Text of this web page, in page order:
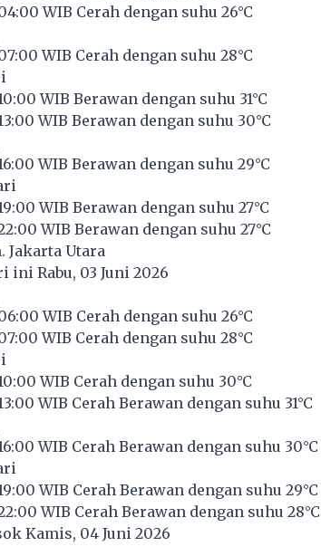
WIB Cerah dengan suhu 26°C
WIB Cerah dengan suhu 28°C
WIB Berawan dengan suhu 31°C
WIB Berawan dengan suhu 30°C
WIB Berawan dengan suhu 29°C
WIB Berawan dengan suhu 27°C
WIB Berawan dengan suhu 27°C
Jakarta Utara
ini Rabu, 03 Juni 2026
WIB Cerah dengan suhu 26°C
WIB Cerah dengan suhu 28°C
WIB Cerah dengan suhu 30°C
WIB Cerah Berawan dengan suhu 31°C
WIB Cerah Berawan dengan suhu 30°C
WIB Cerah Berawan dengan suhu 29°C
WIB Cerah Berawan dengan suhu 28°C
Kamis, 04 Juni 2026